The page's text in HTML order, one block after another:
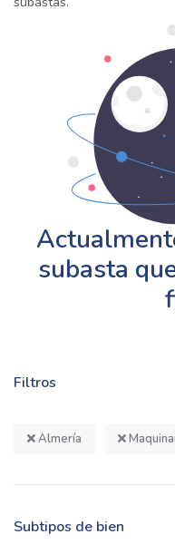
Filtros
Almería
Subtipos de bien
subasta